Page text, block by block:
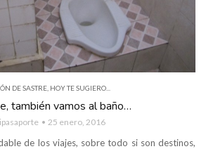
DE SASTRE, HOY TE SUGIERO...
también vamos al baño…
25 enero, 2016
de los viajes, sobre todo si son destinos,